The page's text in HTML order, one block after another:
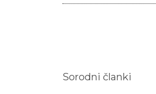
Sorodni članki